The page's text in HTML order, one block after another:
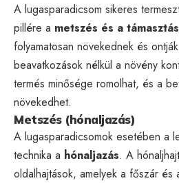
A lugasparadicsom sikeres
pillére a metszés és a támasztás
folyamatosan növekednek és
beavatkozások nélkül a növény
termés minősége romolhat, és a
növekedhet.
Metszés (hónaljazás)
A lugasparadicsomok esetében a
technika a hónaljazás. A
oldalhajtások, amelyek a főszár és